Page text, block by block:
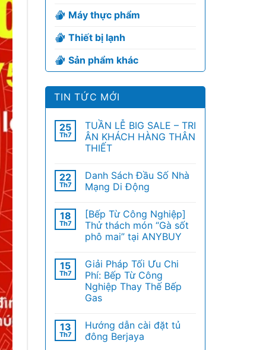
Máy thực phẩm
Thiết bị lạnh
Sản phẩm khác
TIN TỨC MỚI
25
Th7
TUẦN LỄ BIG SALE – TRI
ÂN KHÁCH HÀNG THÂN
THIẾT
22
Th7
Danh Sách Đầu Số Nhà
Mạng Di Động
18
Th7
[Bếp Từ Công Nghiệp]
Thử thách món “Gà sốt
phô mai” tại ANYBUY
15
Th7
Giải Pháp Tối Ưu Chi
Phí: Bếp Từ Công
Nghiệp Thay Thế Bếp
Gas
13
Th7
Hướng dẫn cài đặt tủ
đông Berjaya